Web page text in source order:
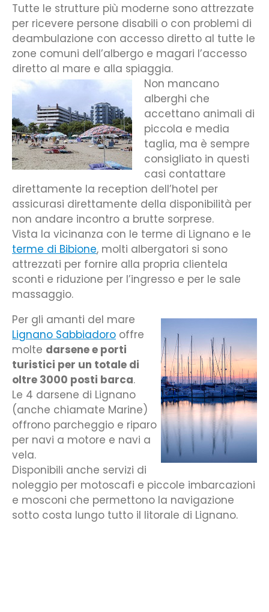
Tutte le strutture più moderne sono attrezzate
per ricevere persone disabili o con problemi di
deambulazione con accesso diretto al tutte le
zone comuni dell’albergo e magari l’accesso
diretto al mare e alla spiaggia.
Non mancano
alberghi che
accettano animali di
piccola e media
taglia, ma è sempre
consigliato in questi
casi contattare
direttamente la reception dell’hotel per
assicurasi direttamente della disponibilità per
non andare incontro a brutte sorprese.
Vista la vicinanza con le terme di Lignano e le
terme di Bibione, molti albergatori si sono
attrezzati per fornire alla propria clientela
sconti e riduzione per l’ingresso e per le sale
massaggio.
Per gli amanti del mare
Lignano Sabbiadoro offre
molte darsene e porti
turistici per un totale di
oltre 3000 posti barca.
Le 4 darsene di Lignano
(anche chiamate Marine)
offrono parcheggio e riparo
per navi a motore e navi a
vela.
Disponibili anche servizi di
noleggio per motoscafi e piccole imbarcazioni
e mosconi che permettono la navigazione
sotto costa lungo tutto il litorale di Lignano.